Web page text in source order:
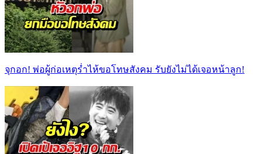
จุกอก! พ่อผู้ก่อเหตุร่ำไห้ขอโทษสังคม รับยังไม่ได้เจอหน้าลูก!